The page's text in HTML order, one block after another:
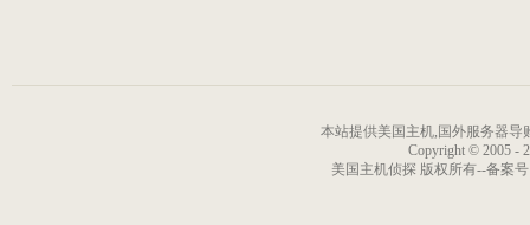
本站提供美国主机,国外服务器导
Copyright © 2005 -
美国主机侦探 版权所有--备案